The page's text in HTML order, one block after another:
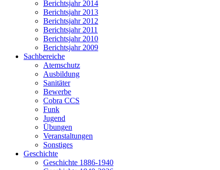
Berichtsjahr 2014
Berichtsjahr 2013
Berichtsjahr 2012
Berichtsjahr 2011
Berichtsjahr 2010
Berichtsjahr 2009
Sachbereiche
Atemschutz
Ausbildung
Sanitäter
Bewerbe
Cobra CCS
Funk
Jugend
Übungen
Veranstaltungen
Sonstiges
Geschichte
Geschichte 1886-1940